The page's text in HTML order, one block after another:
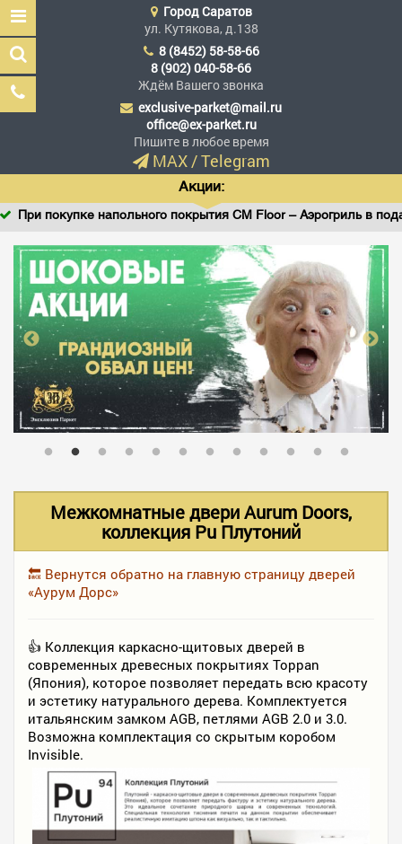
Эксклюзив Паркет
Мы сделали эксклюзив
доступным
ГЛАВНАЯ
АССОРТИМЕНТ
В НАЛИЧИИ
АКЦИИ
КОНТАКТЫ
ПОЛЕЗНОЕ
ГородСаратов
ул. Кутякова, д.138
8 (8452) 58-58-66
8 (902) 040-58-66
Ждём Вашего звонка
exclusive-parket@mail.ru
office@ex-parket.ru
Пишите в любое время
MAX/Telegram
Акции:
При покупке напольного покрытия CM Floor – Аэрогриль в
Межкомнатные двери Aurum Doors,
коллекция Pu Плутоний
🔙 Вернутся обратно на главную страницу дверей
«Аурум Дорс»
👍 Коллекция каркасно-щитовых дверей в
современных древесных покрытиях Toppan
(Япония), которое позволяет передать всю красоту
и эстетику натурального дерева. Комплектуется
итальянским замком AGB, петлями AGB 2.0 и 3.0.
Возможна комплектация со скрытым коробом
Invisible.